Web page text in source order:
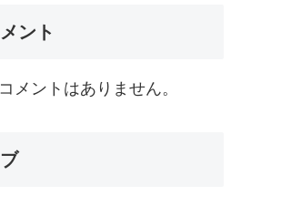
ント
メントはありません。